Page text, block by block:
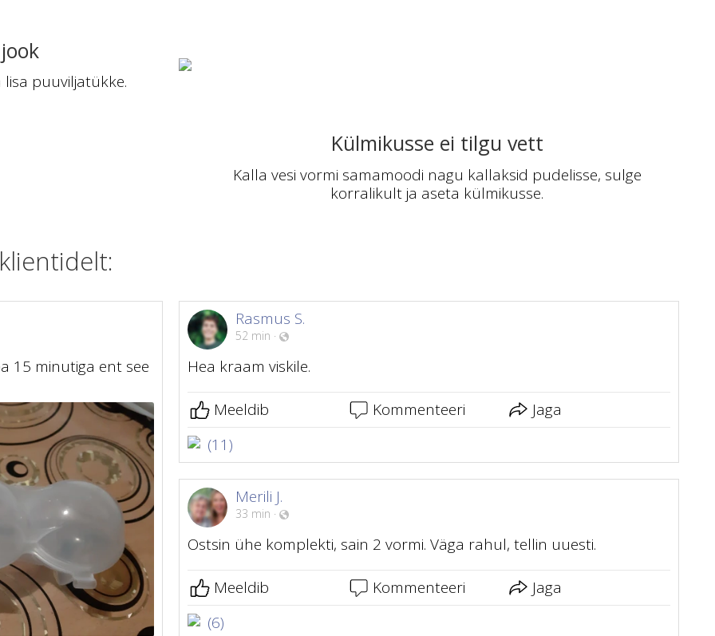
lisa puuviljatükke.
Külmikusse ei tilgu vett
Kalla vesi vormi samamoodi nagu kallaksid pudelisse, sulge
korralikult ja aseta külmikusse.
15 minutiga ent see
Rasmus S.
52 min ·
Hea kraam viskile.
Meeldib Kommenteeri
Jaga
(11)
Merili J.
33 min ·
Ostsin ühe komplekti, sain 2 vormi. Väga rahul, tellin uuesti.
Meeldib Kommenteeri
Jaga
(6)